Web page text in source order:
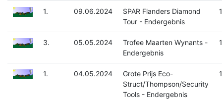
1. 09.06.2024
SPAR Flanders Diamond
Tour - Endergebnis
3. 05.05.2024
Trofee Maarten Wynants -
Endergebnis
1. 04.05.2024
Grote Prijs Eco-
Struct/Thompson/Security
Tools - Endergebnis